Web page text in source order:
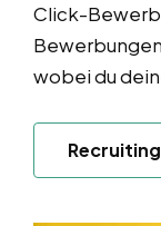
Click-
wobei du
Recruiting